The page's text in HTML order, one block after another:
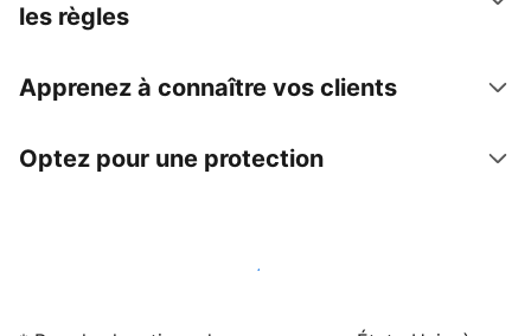
les règles
Apprenez à connaître vos clients
Optez pour une protection
Accueillez des clients avec nous dès maintenant